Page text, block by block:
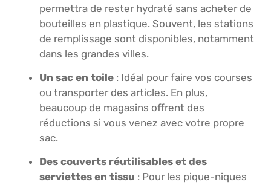
permettra de rester hydraté sans acheter de
bouteilles en plastique. Souvent, les stations
de remplissage sont disponibles, notamment
dans les grandes villes.
Un sac en toile : Idéal pour faire vos courses
ou transporter des articles. En plus,
beaucoup de magasins offrent des
réductions si vous venez avec votre propre
sac.
Des couverts réutilisables et des
serviettes en tissu : Pour les pique-niques